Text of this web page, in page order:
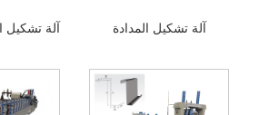
آلة تشكيل المدادة